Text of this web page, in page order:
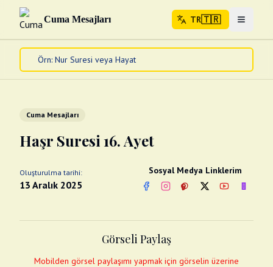
Cuma Mesajları TR🇹🇷 Menuyu
Ana Sayfa
Diğer
Abdest Videoları
Fotograflar
Cuma Mesajları
Haşr Suresi 16. Ayet
Oluşturulma tarihi:
13 Aralık 2025
Sosyal Medya Linklerim
FacebookInstagram
PinterestTwitterYouTube
Görseli Paylaş
Mobilden görsel paylaşımı yapmak için görselin üzerine